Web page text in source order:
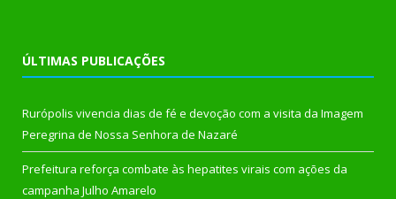
ÚLTIMAS PUBLICAÇÕES
Rurópolis vivencia dias de fé e devoção com a visita da Imagem
Peregrina de Nossa Senhora de Nazaré
Prefeitura reforça combate às hepatites virais com ações da
campanha Julho Amarelo